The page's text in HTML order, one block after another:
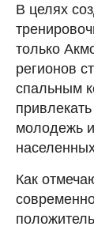
В целях
только
регионов
спальным
молодежь
Как